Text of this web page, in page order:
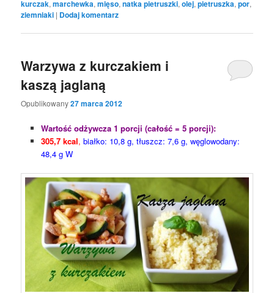
kurczak,marchewka,mięso,natka pietruszki,olej,pietruszka,por,
ziemniaki | Dodaj komentarz
Warzywa z kurczakiem i
kaszą jaglaną
Opublikowany27 marca 2012
Wartość odżywcza 1 porcji (całość = 5 porcji):
305,7 kcal, białko: 10,8 g, tłuszcz: 7,6 g, węglowodany:
48,4 g W